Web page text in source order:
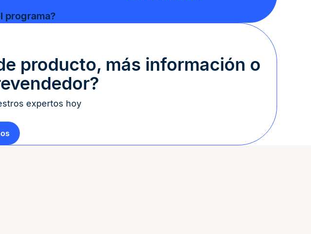
programa?
producto, más información o
expertos hoy